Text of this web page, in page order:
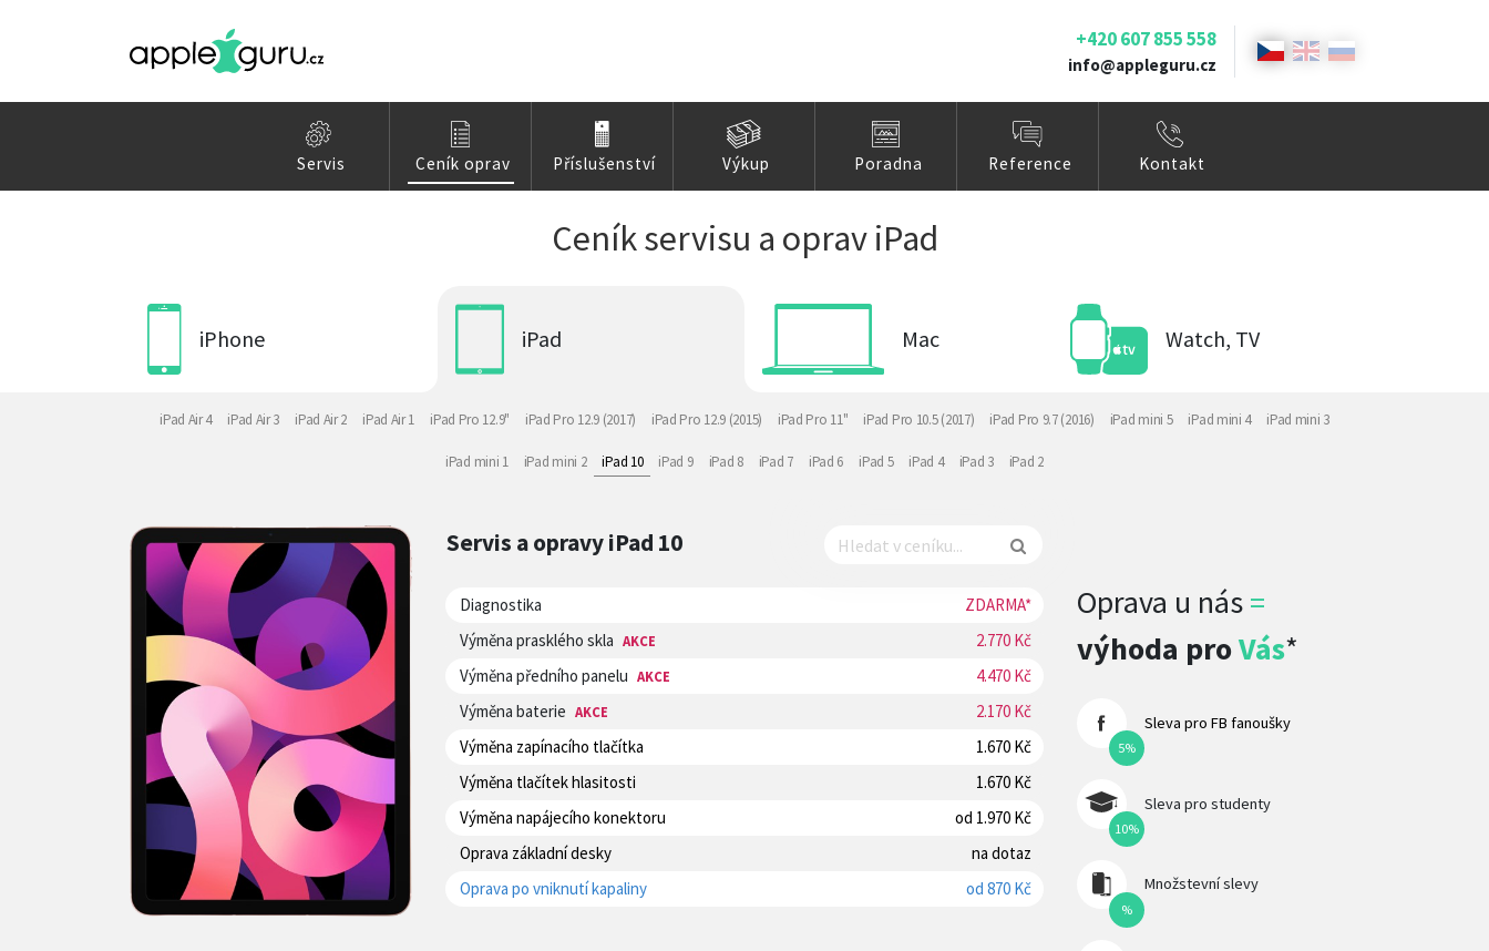
info@appleguru.cz
+420 607 855 558
Servis Ceník oprav Příslušenství Výkup Poradna Reference Kontakt
Ceník servisu a oprav iPad
iPhone iPad Mac Watch, TV
iPad Air 4 iPad Air 3 iPad Air 2 iPad Air 1 iPad Pro 12.9" iPad Pro 12.9 (2017) iPad Pro 12.9 (2015) iPad Pro 11" iPad Pro 10.5 (2017) iPad Pro 9.7 (2016) iPad mini 5 iPad mini 4 iPad mini 3
iPad mini 1 iPad mini 2 iPad 10 iPad 9 iPad 8 iPad 7 iPad 6 iPad 5 iPad 4 iPad 3 iPad 2
Servis a opravyiPad 10
Diagnostika ZDARMA* REZERVOVAT
Výměna prasklého skla AKCE 2.770 Kč REZERVOVAT
Výměna předního panelu AKCE 4.470 Kč
Výměna baterie AKCE 2.170 Kč REZERVOVAT
Výměna zapínacího tlačítka 1.670 Kč REZERVOVAT
Výměna tlačítek hlasitosti 1.670 Kč
Výměna napájecího konektoru od 1.970 Kč REZERVOVAT
Oprava základní desky na dotaz
Oprava po vniknutí kapaliny od 870 Kč REZERVOVAT
Oprava u nás=
výhoda proVás*
5%
Sleva pro FB fanoušky
10%
Sleva pro studenty
%
Množstevní slevy